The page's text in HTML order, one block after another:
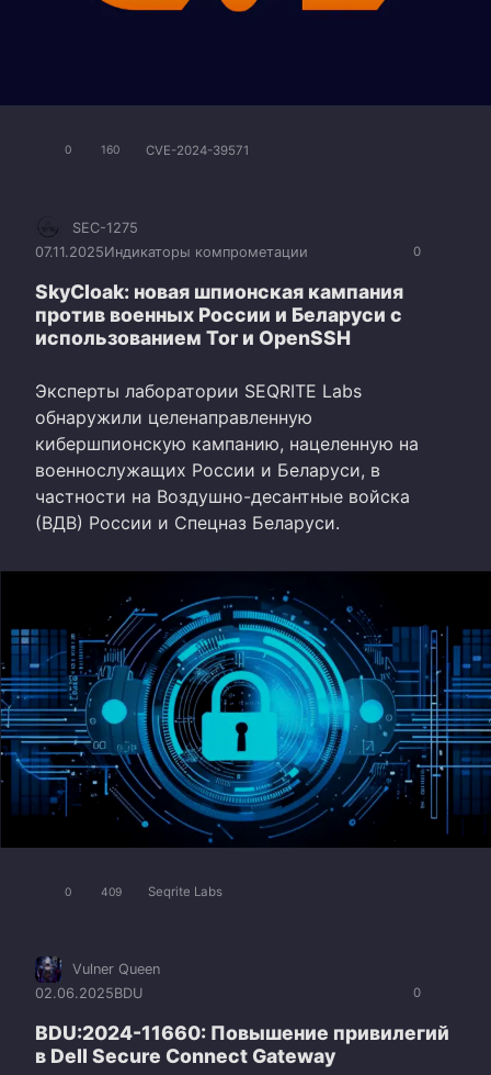
0 160 CVE-2024-39571
0
SEC-1275
07.11.2025Индикаторы компрометации
SkyCloak: новая шпионская кампания
против военных России и Беларуси с
использованием Tor и OpenSSH
Эксперты лаборатории SEQRITE Labs
обнаружили целенаправленную
кибершпионскую кампанию, нацеленную на
военнослужащих России и Беларуси, в
частности на Воздушно-десантные войска
(ВДВ) России и Спецназ Беларуси.
0 409 Seqrite Labs
0
Vulner Queen
02.06.2025BDU
BDU:2024-11660: Повышение привилегий
в Dell Secure Connect Gateway